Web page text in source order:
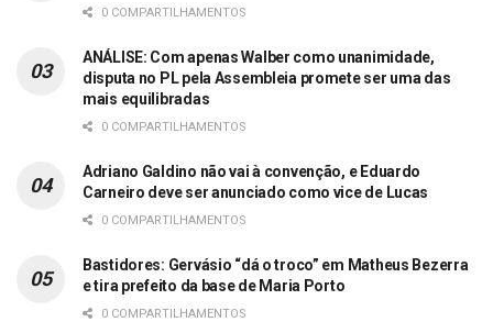
0 COMPARTILHAMENTOS
ANÁLISE: Com apenas Walber como unanimidade,
disputa no PL pela Assembleia promete ser uma das
mais equilibradas
0 COMPARTILHAMENTOS
Adriano Galdino não vai à convenção, e Eduardo
Carneiro deve ser anunciado como vice de Lucas
0 COMPARTILHAMENTOS
Bastidores: Gervásio “dá o troco” em Matheus Bezerra
e tira prefeito da base de Maria Porto
0 COMPARTILHAMENTOS